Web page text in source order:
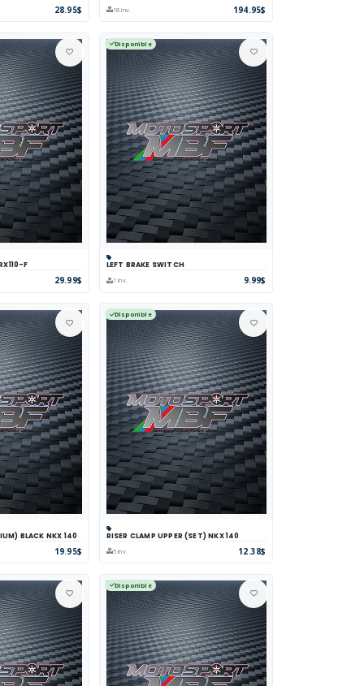
28.95$ 18 inv. 194.95$
F
29.99$
Disponible
Panier Comparer
LEFT BRAKE SWITCH
1 inv. 9.99$
Voir
BLACK NKX 140
19.95$
Disponible
Panier Comparer Voir
RISER CLAMP UPPER (SET) NKX 140
5 inv. 12.38$
Disponible